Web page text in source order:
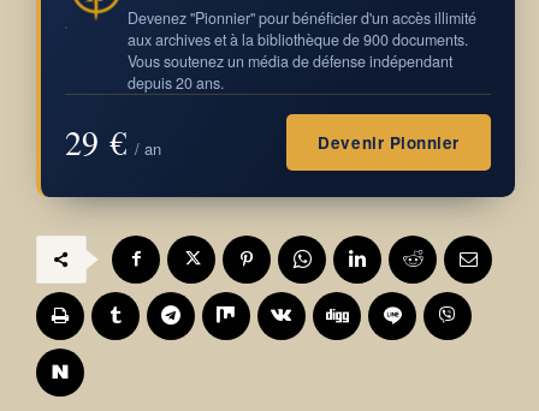
Devenez "Pionnier" pour bénéficier d'un accès illimité
aux archives et à la bibliothèque de 900 documents.
Vous soutenez un média de défense indépendant
depuis 20 ans.
29 € / an Devenir Pionnier